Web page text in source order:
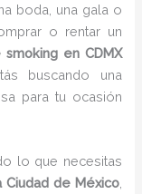
boda, una gala o
o rentar un
en CDMX
buscando una
para tu ocasión
lo que necesitas
de México,